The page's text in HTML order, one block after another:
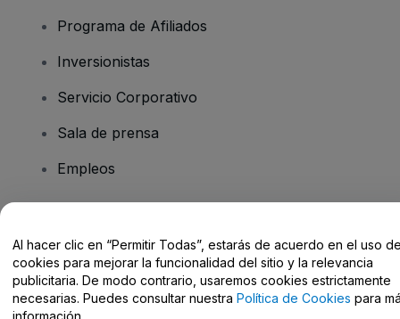
Programa de Afiliados
Inversionistas
Servicio Corporativo
Sala de prensa
Empleos
Centro de Ayuda / Contacto
Al hacer clic en “Permitir Todas”, estarás de acuerdo en el uso
cookies para mejorar la funcionalidad del sitio y la relevancia
publicitaria. De modo contrario, usaremos cookies estrictamente
necesarias. Puedes consultar nuestra Política de Cookies para
información.